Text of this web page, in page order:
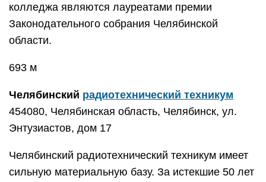
колледжа являются лауреатами премии
Законодательного собрания Челябинской
области.
693 м
Челябинский радиотехнический техникум
454080, Челябинская область, Челябинск, ул.
Энтузиастов, дом 17
Челябинский радиотехнический техникум имеет
сильную материальную базу. За истекшие 50 лет